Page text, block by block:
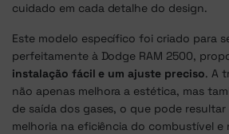
cuidado em cada detalhe do design.
Este modelo específico foi criado para
perfeitamente à Dodge RAM 2500,
instalação fácil e um ajuste preciso. A
não apenas melhora a estética, mas
de saída dos gases, o que pode resultar
melhoria na eficiência do combustível e